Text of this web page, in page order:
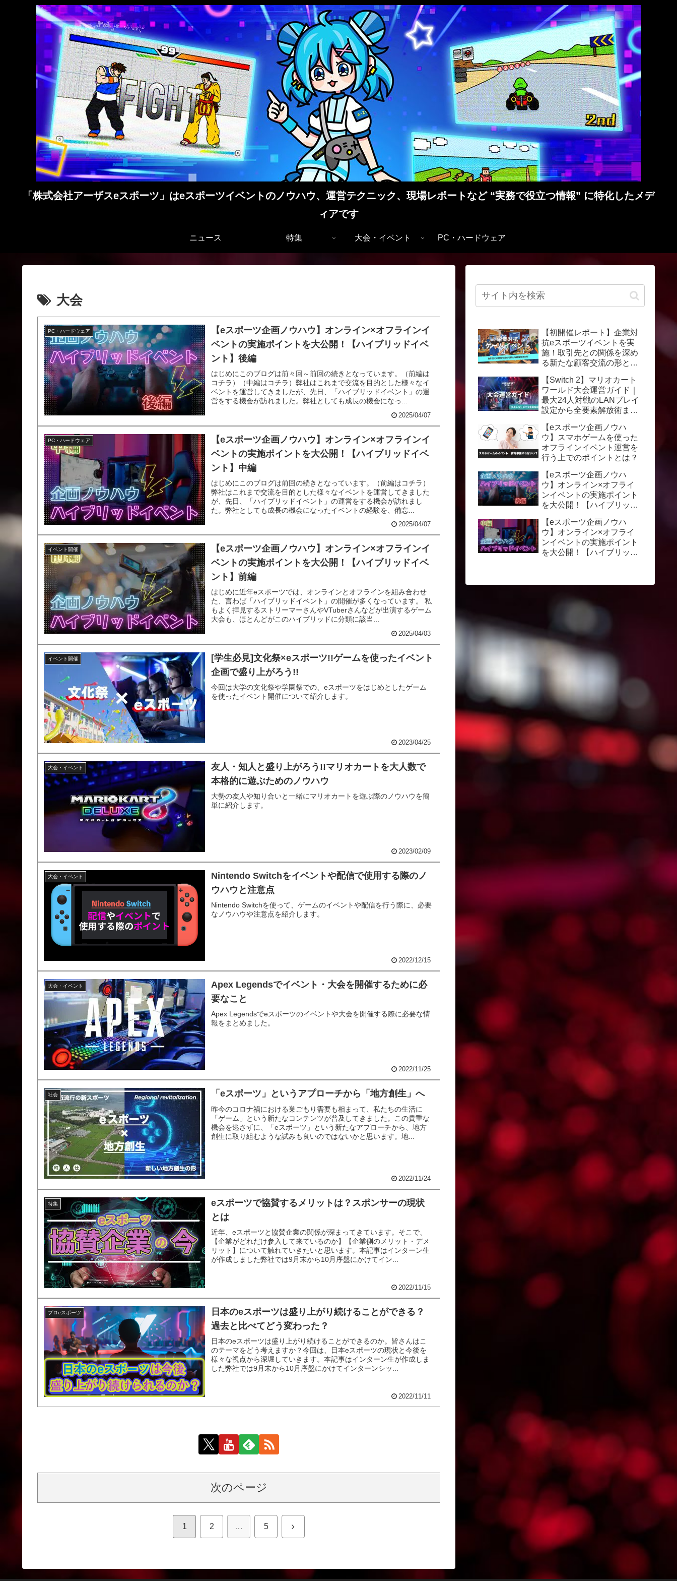
「株式会社アーザスeスポーツ」はeスポーツイベントのノウハウ、運営テクニック、現場レポートなど “実務で役立つ情報” に特化したメデ
ィアです
ニュース 特集 大会・イベント PC・ハードウェア
大会
PC・ハードウェア
【eスポーツ企画ノウハウ】オンライン×オフラインイ
ベントの実施ポイントを大公開！【ハイブリッドイベ
ント】後編
はじめにこのブログは前々回～前回の続きとなっています。（前編は
コチラ）（中編はコチラ）弊社はこれまで交流を目的とした様々なイ
ベントを運営してきましたが、先日、「ハイブリッドイベント」の運
営をする機会が訪れました。弊社としても成長の機会になっ...
2025/04/07
PC・ハードウェア
【eスポーツ企画ノウハウ】オンライン×オフラインイ
ベントの実施ポイントを大公開！【ハイブリッドイベ
ント】中編
はじめにこのブログは前回の続きとなっています。（前編はコチラ）
弊社はこれまで交流を目的とした様々なイベントを運営してきました
が、先日、「ハイブリッドイベント」の運営をする機会が訪れまし
た。弊社としても成長の機会になったイベントの経験を、備忘...
2025/04/07
イベント開催
【eスポーツ企画ノウハウ】オンライン×オフラインイ
ベントの実施ポイントを大公開！【ハイブリッドイベ
ント】前編
はじめに近年eスポーツでは、オンラインとオフラインを組み合わせ
た、言わば「ハイブリッドイベント」の開催が多くなっています。 私
もよく拝見するストリーマーさんやVTuberさんなどが出演するゲーム
大会も、ほとんどがこのハイブリッドに分類に該当...
2025/04/03
イベント開催
[学生必見]文化祭×eスポーツ!!ゲームを使ったイベント
企画で盛り上がろう!!
今回は大学の文化祭や学園祭での、eスポーツをはじめとしたゲーム
を使ったイベント開催について紹介します。
2023/04/25
大会・イベント
友人・知人と盛り上がろう!!マリオカートを大人数で
本格的に遊ぶためのノウハウ
大勢の友人や知り合いと一緒にマリオカートを遊ぶ際のノウハウを簡
単に紹介します。
2023/02/09
大会・イベント
Nintendo Switchをイベントや配信で使用する際のノ
ウハウと注意点
Nintendo Switchを使って、ゲームのイベントや配信を行う際に、必要
なノウハウや注意点を紹介します。
2022/12/15
大会・イベント
Apex Legendsでイベント・大会を開催するために必
要なこと
Apex Legendsでeスポーツのイベントや大会を開催する際に必要な情
報をまとめました。
2022/11/25
社会 「eスポーツ」というアプローチから「地方創生」へ
昨今のコロナ禍における巣ごもり需要も相まって、私たちの生活に
「ゲーム」という新たなコンテンツが普及してきました。この貴重な
機会を逃さずに、「eスポーツ」という新たなアプローチから、地方
創生に取り組むような試みも良いのではないかと思います。地...
2022/11/24
特集
eスポーツで協賛するメリットは？スポンサーの現状
とは
近年、eスポーツと協賛企業の関係が深まってきています。そこで、
【企業がどれだけ参入して来ているのか】【企業側のメリット・デメ
リット】について触れていきたいと思います。本記事はインターン生
が作成しました弊社では9月末から10月序盤にかけてイン...
2022/11/15
プロeスポーツ
日本のeスポーツは盛り上がり続けることができる？
過去と比べてどう変わった？
日本のeスポーツは盛り上がり続けることができるのか。皆さんはこ
のテーマをどう考えますか？今回は、日本eスポーツの現状と今後を
様々な視点から深堀していきます。本記事はインターン生が作成しま
した弊社では9月末から10月序盤にかけてインターンシッ...
2022/11/11
次のページ
1 2 … 5 次
【初開催レポート】企業対
抗eスポーツイベントを実
施！取引先との関係を深め
る新たな顧客交流の形と
【Switch 2】マリオカート
ワールド大会運営ガイド｜
最大24人対戦のLANプレイ
設定から全要素解放術まで
【eスポーツ企画ノウハ
ウ】スマホゲームを使った
オフラインイベント運営を
行う上でのポイントとは？
【eスポーツ企画ノウハ
ウ】オンライン×オフライ
ンイベントの実施ポイント
を大公開！【ハイブリッド
【eスポーツ企画ノウハ
ウ】オンライン×オフライ
ンイベントの実施ポイント
を大公開！【ハイブリッド